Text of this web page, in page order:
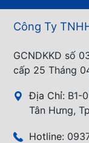
Công Ty
GCNDKKD số
cấp 25 Tháng
Địa Chỉ: B1-
Tân Hưng,
Hotline: